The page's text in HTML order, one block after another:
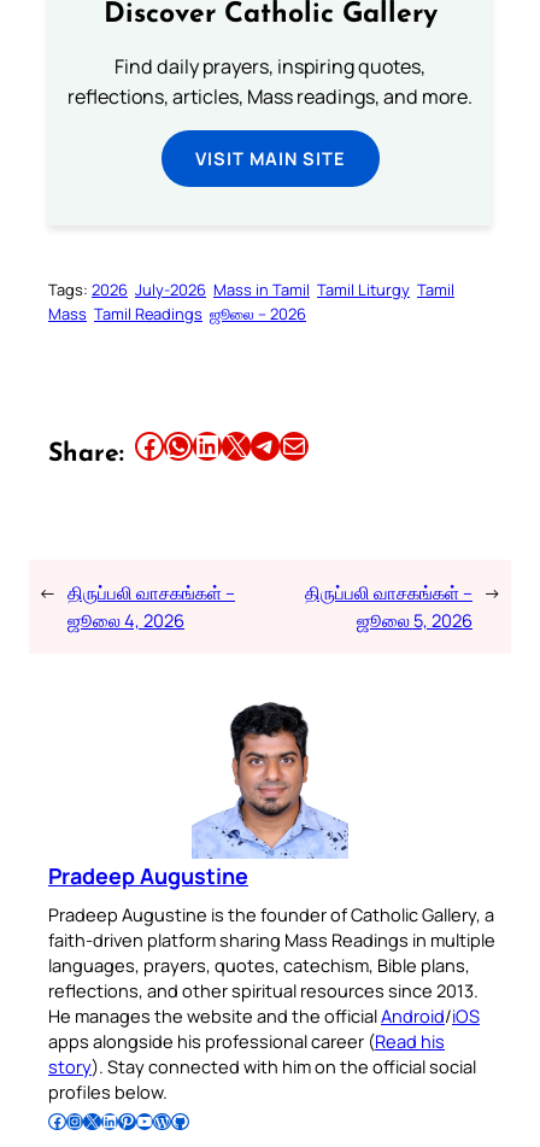
Discover Catholic Gallery
Find daily prayers, inspiring quotes,
reflections, articles, Mass readings, and more.
VISIT MAIN SITE
Tags: 2026 July-2026 Mass in Tamil Tamil Liturgy Tamil
Mass Tamil Readings ஜூலை – 2026
Share: Share this article on Facebook Share this article on WhatsApp Share this article on LinkedIn Share this article on X Share this article on TelegramEmail this Article
← திருப்பலி வாசகங்கள் –
ஜூலை 4, 2026
திருப்பலி வாசகங்கள் –
ஜூலை 5, 2026
→
Pradeep Augustine
Pradeep Augustine is the founder of Catholic Gallery, a
faith-driven platform sharing Mass Readings in multiple
languages, prayers, quotes, catechism, Bible plans,
reflections, and other spiritual resources since 2013.
He manages the website and the officialAndroid/iOS
apps alongside his professional career (Read his
story). Stay connected with him on the official social
profiles below.
Follow Pradeep on Facebook Follow Pradeep on InstagramFollow Pradeep on X Follow Pradeep on LinkedIn Follow Pradeep on Pinterest Subscribe to Pradeep’s Youtube Channel Follow Pradeep on WordPress Follow Pradeep on GitHub